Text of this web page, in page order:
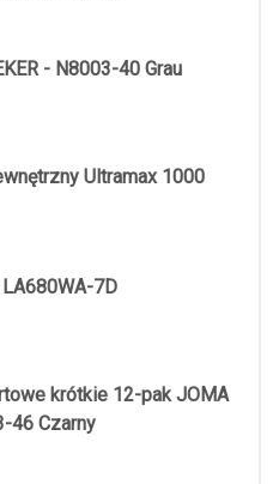
- N8003-40 Grau
Ultramax 1000
7D
krótkie 12-pak JOMA
46 Czarny